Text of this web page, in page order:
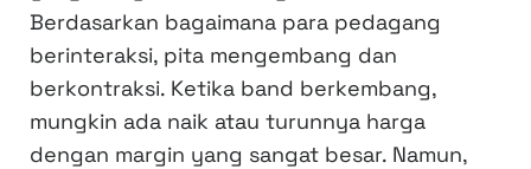
Berdasarkan bagaimana para pedagang
berinteraksi, pita mengembang dan
berkontraksi. Ketika band berkembang,
mungkin ada naik atau turunnya harga
dengan margin yang sangat besar. Namun,